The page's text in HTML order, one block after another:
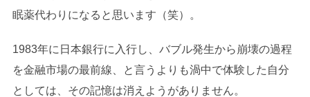
眠薬代わりになると思います（笑）。
1983年に日本銀行に入行し、バブル発生から崩壊の過程
を金融市場の最前線、と言うよりも渦中で体験した自分
としては、その記憶は消えようがありません。